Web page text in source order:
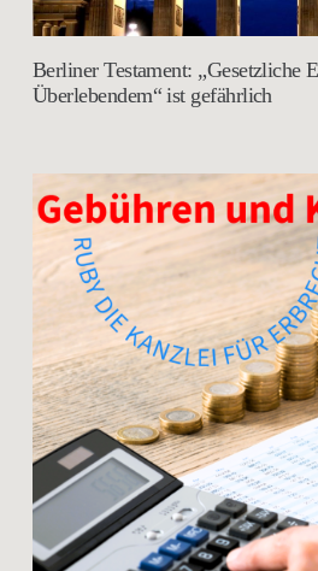
Berliner Testament: „Gesetzliche
Überlebendem“ ist gefährlich